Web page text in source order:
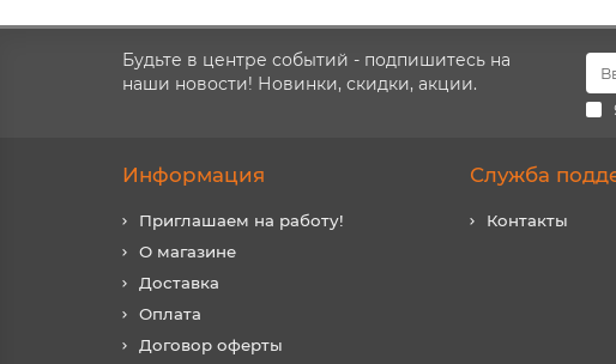
Будьте в центре событий - подпишитесь на
наши новости! Новинки, скидки, акции.
Информация
Приглашаем на работу!
О магазине
Доставка
Оплата
Договор оферты
Служба
Контакты